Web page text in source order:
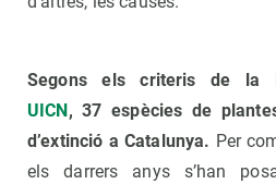
Segons els criteris de la
UICN , 37 espècies de
d’extinció a Catalunya. Per
els darrers anys s’han